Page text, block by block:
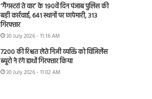
‘गैंगस्टरां ते वार’ के 190वें दिन पंजाब पुलिस की
बड़ी कार्रवाई, 641 स्थानों पर छापेमारी, 313
गिरफ्तार
30 July 2026 - 11:16 AM
7200 की रिश्वत लेते निजी व्यक्ति को विजिलेंस
ब्यूरो ने रंगे हाथों गिरफ्तार किया
30 July 2026 - 11:02 AM